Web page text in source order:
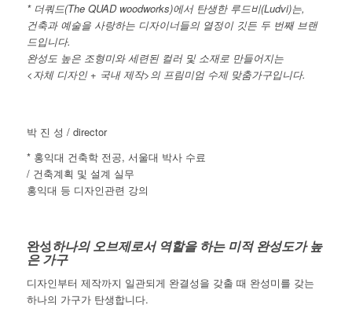
* 더쿼드(The QUAD woodworks)에서 탄생한 루드비(Ludvi)는,
건축과 예술을 사랑하는 디자이너들의 열정이 깃든 두 번째 브랜
드입니다.
완성도 높은 조형미와 세련된 컬러 및 소재로 만들어지는
<자체 디자인 + 국내 제작>의 프림미엄 수제 맞춤가구입니다.
박 진 성 / director
* 홍익대 건축학 전공, 서울대 박사 수료
/ 건축계획 및 설계 실무
홍익대 등 디자인관련 강의
완성하나의 오브제로서 역할을 하는 미적 완성도가 높
은 가구
디자인부터 제작까지 일관되게 완결성을 갖출 때 완성미를 갖는
하나의 가구가 탄생합니다.